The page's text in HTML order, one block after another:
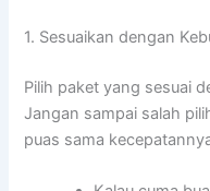
1. Sesuaikan dengan
Pilih paket yang sesuai
Jangan sampai salah
puas sama